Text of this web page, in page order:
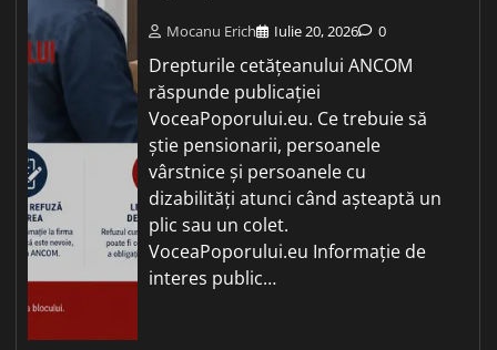
Mocanu Erich Iulie 20, 2026 0
Drepturile cetățeanului ANCOM
răspunde publicației
VoceaPoporului.eu. Ce trebuie să
știe pensionarii, persoanele
vârstnice și persoanele cu
dizabilități atunci când așteaptă un
plic sau un colet.
VoceaPoporului.eu Informație de
interes public…